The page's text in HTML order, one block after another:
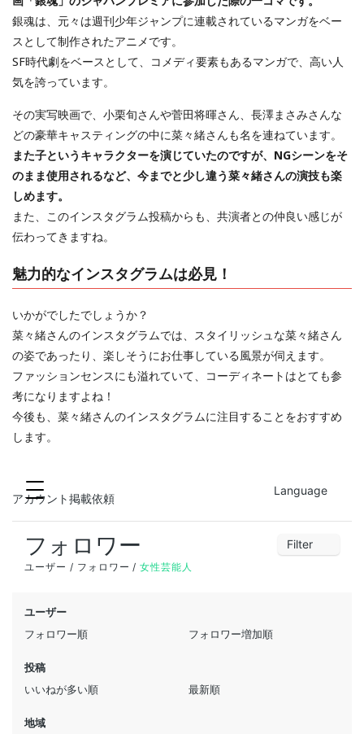
銀魂は、元々は週刊少年ジャンプに連載されているマンガをベー
スとして制作されたアニメです。
SF時代劇をベースとして、コメディ要素もあるマンガで、高い人
気を誇っています。
その実写映画で、小栗旬さんや菅田将暉さん、長澤まさみさんな
どの豪華キャスティングの中に菜々緒さんも名を連ねています。
また子というキャラクターを演じていたのですが、NGシーンをそ
のまま使用されるなど、今までと少し違う菜々緒さんの演技も楽
しめます。
また、このインスタグラム投稿からも、共演者との仲良い感じが
伝わってきますね。
魅力的なインスタグラムは必見！
いかがでしたでしょうか？
菜々緒さんのインスタグラムでは、スタイリッシュな菜々緒さん
の姿であったり、楽しそうにお仕事している風景が伺えます。
ファッションセンスにも溢れていて、コーディネートはとても参
考になりますよね！
今後も、菜々緒さんのインスタグラムに注目することをおすすめ
します。